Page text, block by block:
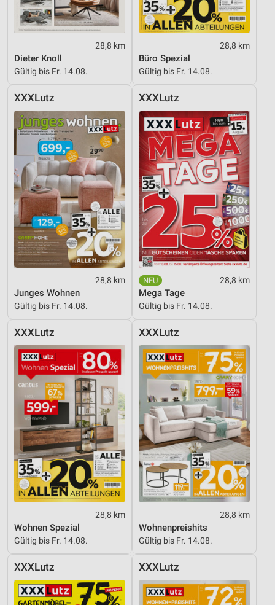
28,8 km
Dieter Knoll
Gültig bis Fr. 14.08.
28,8 km
Büro Spezial
Gültig bis Fr. 14.08.
XXXLutz
28,8 km
Junges Wohnen
Gültig bis Fr. 14.08.
XXXLutz
28,8 km
Mega Tage
Gültig bis Fr. 14.08.
XXXLutz
28,8 km
Wohnen Spezial
Gültig bis Fr. 14.08.
XXXLutz
28,8 km
Wohnenpreishits
Gültig bis Fr. 14.08.
XXXLutz XXXLutz
Entwicklung und Verbesserung der Angebote
Verwendung reduzierter Daten zur Auswahl von
IAB-Besonderheiten:
Geräte anhand von aktiv angeforderten
Informationen identifizieren
Nicht-IAB-Verarbeitungszwecke:
Notwendig
Performance
Funktional
Werbung